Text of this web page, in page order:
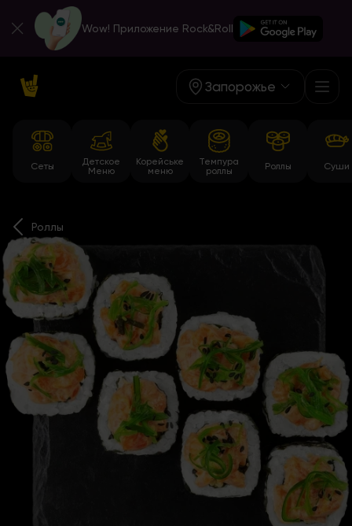
Wow! Приложение Rock&Roll
Запорожье
Сеты
Детское
Меню
Корейське
меню
Темпура
роллы
Роллы Суши
Роллы